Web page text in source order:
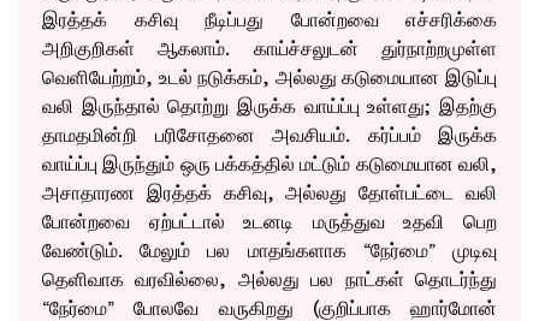
இரத்தக் கசிவு நீடிப்பது போன்றவை எச்சரிக்கை
அறிகுறிகள் ஆகலாம். காய்ச்சலுடன் துர்நாற்றமுள்ள
வெளியேற்றம், உடல் நடுக்கம், அல்லது கடுமையான இடுப்பு
வலி இருந்தால் தொற்று இருக்க வாய்ப்பு உள்ளது; இதற்கு
தாமதமின்றி பரிசோதனை அவசியம். கர்ப்பம் இருக்க
வாய்ப்பு இருந்தும் ஒரு பக்கத்தில் மட்டும் கடுமையான வலி,
அசாதாரண இரத்தக் கசிவு, அல்லது தோள்பட்டை வலி
போன்றவை ஏற்பட்டால் உடனடி மருத்துவ உதவி பெற
வேண்டும். மேலும் பல மாதங்களாக “நேர்மை” முடிவு
தெளிவாக வரவில்லை, அல்லது பல நாட்கள் தொடர்ந்து
“நேர்மை” போலவே வருகிறது (குறிப்பாக ஹார்மோன்